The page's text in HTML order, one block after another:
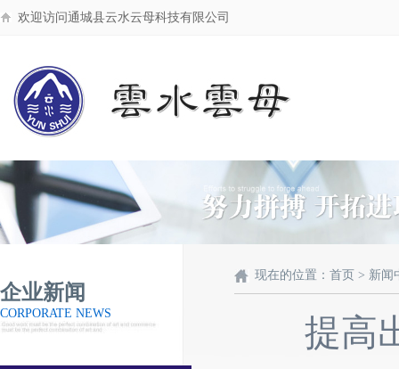
欢迎访问通城县云水云母科技有限公司
企业新闻
CORPORATE NEWS
现在的位置：首页 > 新闻
提高